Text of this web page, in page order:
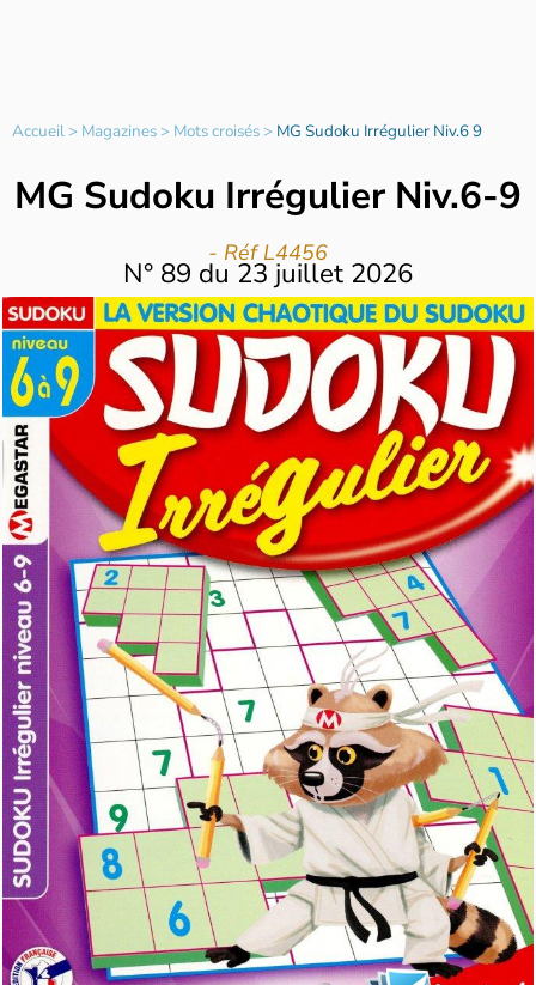
Accueil> Magazines> Mots croisés> MG Sudoku Irrégulier Niv.6 9
MG Sudoku Irrégulier Niv.6-9
- Réf L4456
N° 89 du 23 juillet 2026